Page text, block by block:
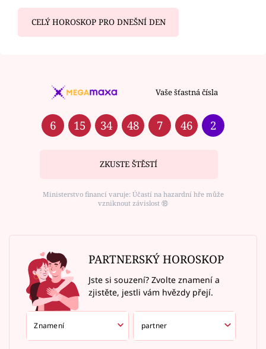
CELÝ HOROSKOP PRO DNEŠNÍ DEN
Vaše šťastná čísla
6 15 34 48 7 46 2
ZKUSTE ŠTĚSTÍ
Ministerstvo financí varuje: Účastí na hazardní hře může
vzniknout závislost ⑱
PARTNERSKÝ HOROSKOP
Jste si souzení? Zvolte znamení a
zjistěte, jestli vám hvězdy přejí.